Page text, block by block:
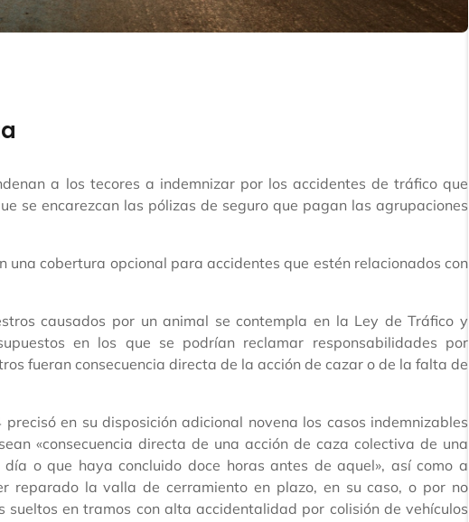
a los tecores a indemnizar por los accidentes de tráfico que
se encarezcan las pólizas de seguro que pagan las agrupaciones
una cobertura opcional para accidentes que estén relacionados con
causados por un animal se contempla en la Ley de Tráfico y
en los que se podrían reclamar responsabilidades por
fueran consecuencia directa de la acción de cazar o de la falta de
en su disposición adicional novena los casos indemnizables
«consecuencia directa de una acción de caza colectiva de una
o que haya concluido doce horas antes de aquel», así como a
reparado la valla de cerramiento en plazo, en su caso, o por no
en tramos con alta accidentalidad por colisión de vehículos